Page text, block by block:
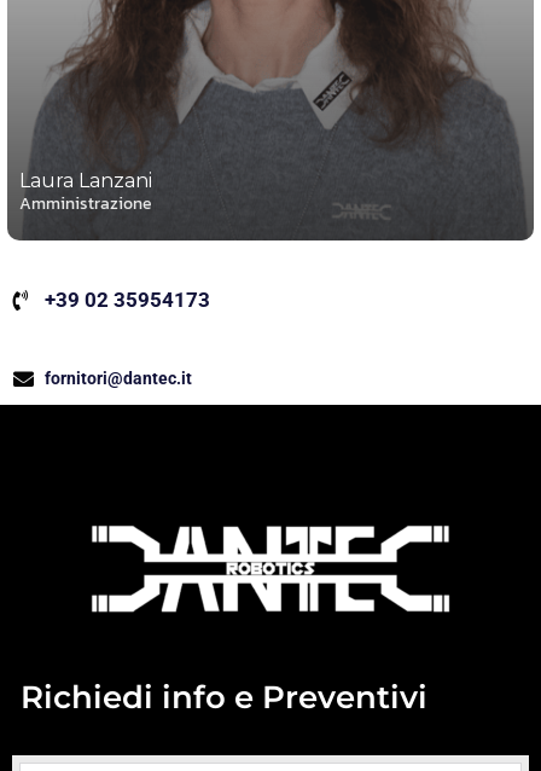
Laura Lanzani
Amministrazione
+39 02 35954173
fornitori@dantec.it
Richiedi info e Preventivi